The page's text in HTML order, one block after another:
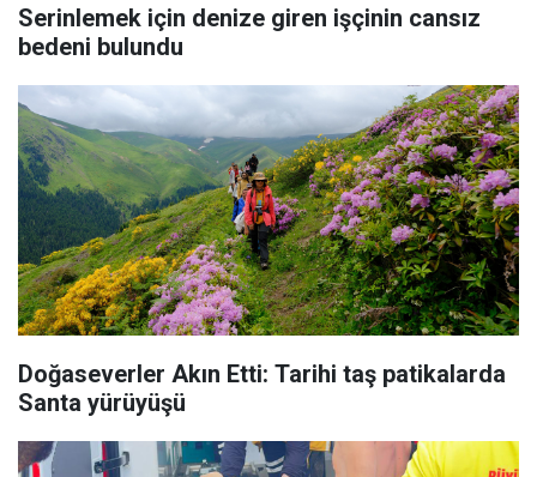
Serinlemek için denize giren işçinin cansız
bedeni bulundu
Doğaseverler Akın Etti: Tarihi taş patikalarda
Santa yürüyüşü